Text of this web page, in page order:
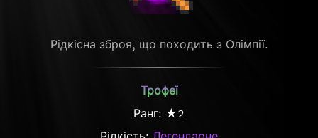
Рідкісна зброя, що походить з Олімпії.
Трофеї
Ранг: ★2